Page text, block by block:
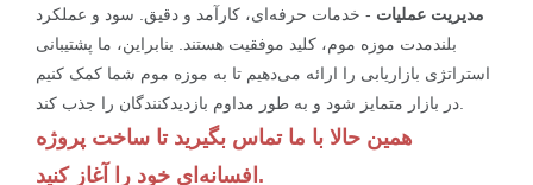
مدیریت عملیات - خدمات حرفه‌ای، کارآمد و دقیق. سود و عملکرد
بلندمدت موزه موم، کلید موفقیت هستند. بنابراین، ما پشتیبانی
استراتژی بازاریابی را ارائه می‌دهیم تا به موزه موم شما کمک کنیم
همین حالا با ما تماس بگیرید تا ساخت پروژه
افسانه‌ای خود را آغاز کنید.